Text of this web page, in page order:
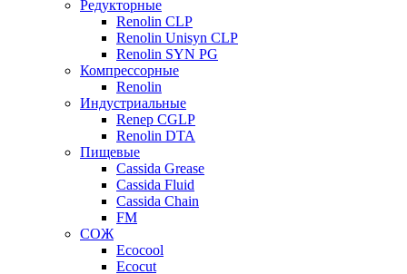
Редукторные
Renolin CLP
Renolin Unisyn CLP
Renolin SYN PG
Компрессорные
Renolin
Индустриальные
Renep CGLP
Renolin DTA
Пищевые
Cassida Grease
Cassida Fluid
Cassida Chain
FM
СОЖ
Ecocool
Ecocut